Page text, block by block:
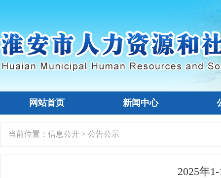
网站首页 新闻中心
当前位置： 信息公开 > 公告公示
2025年